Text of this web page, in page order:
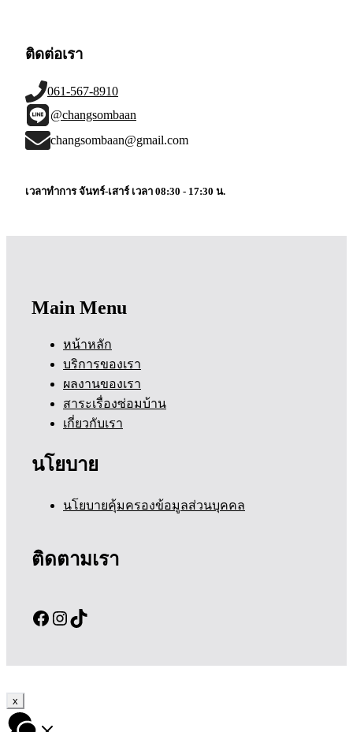
ติดต่อเรา
061-567-8910
@changsombaan
changsombaan@gmail.com
เวลาทำการ จันทร์-เสาร์ เวลา 08:30 - 17:30 น.
Main Menu
หน้าหลัก
บริการของเรา
ผลงานของเรา
สาระเรื่องซ่อมบ้าน
เกี่ยวกับเรา
นโยบาย
นโยบายคุ้มครองข้อมูลส่วนบุคคล
ติดตามเรา
Facebook
Instagram
TikTok
x